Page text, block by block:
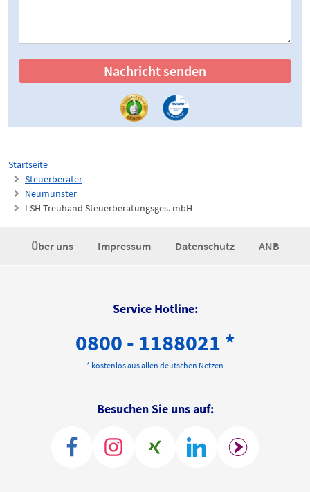
Startseite
Steuerberater
Neumünster
LSH-Treuhand Steuerberatungsges. mbH
Nachricht senden
Über uns Impressum Datenschutz ANB
Service Hotline:
0800 - 1188021 *
* kostenlos aus allen deutschen Netzen
Besuchen Sie uns auf: